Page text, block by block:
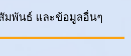
มพันธ์ และข้อมูลอื่นๆ